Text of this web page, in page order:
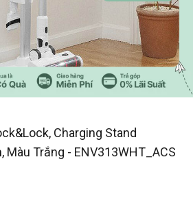
/3
Charging Stand
Trắng - ENV313WHT_ACS